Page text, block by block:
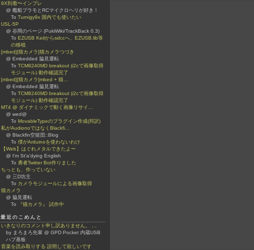
9X到着〜インプレ
@ 艦船プラモとRCマイクロヘリが好き！
To Turnigy9x 国内でも使いたい
USL-5P
@ 谷岡のページ (PukiWiki/TrackBack 0.3)
To EZUSB Keilからsdccへ、EZUSB.lib等
の移植
[mbed][猫カメラ]猫カメラつづき
@ Embedded 脇見運転
To TCM8240MD breakout (i2cで画像取得
モジュール) 動作確認完了
[mbed][猫カメラ]mbed + 猫…
@ Embedded 脇見運転
To TCM8240MD breakout (i2cで画像取得
モジュール) 動作確認完了
MT4 @ ダイナミックで動く画像リサイ…
@ wed@
To MovableTypeのプラグイン作成(邦訳)
私がAudionoではなくBlackfi…
@ Blackfin空挺団::Blog
To 僕がArduinoを使わないわけ
【Web】はぐれメタルできたよー
@ I'm St'a'dying English
To 勇者Twitter Bot作りました
ちっとも、作っていない
@ 三D坊主
To カメラモジュールによる画像取得
猫カメラ
@ 脇見運転
To
『猫カメラ』 試作中
最近のこめんと
いきなりのコメント申し訳ありません。 …
by まろまろ先輩 @ GPD Pocket 内蔵USB
ハブ基板
音楽を読み取りする 説明して欲しいです